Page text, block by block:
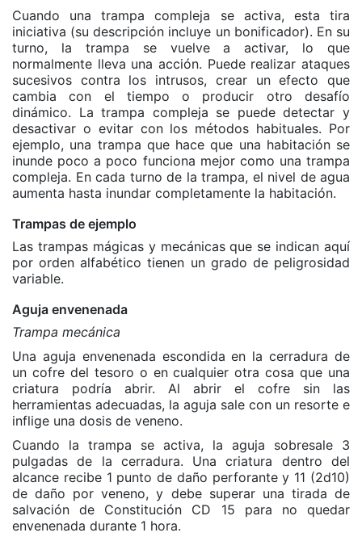
Cuando una trampa compleja se activa, esta tira
iniciativa (su descripción incluye un bonificador). En su
turno, la trampa se vuelve a activar, lo que
normalmente lleva una acción. Puede realizar ataques
sucesivos contra los intrusos, crear un efecto que
cambia con el tiempo o producir otro desafío
dinámico. La trampa compleja se puede detectar y
desactivar o evitar con los métodos habituales. Por
ejemplo, una trampa que hace que una habitación se
inunde poco a poco funciona mejor como una trampa
compleja. En cada turno de la trampa, el nivel de agua
aumenta hasta inundar completamente la habitación.
Trampas de ejemplo
Las trampas mágicas y mecánicas que se indican aquí
por orden alfabético tienen un grado de peligrosidad
variable.
Aguja envenenada
Trampa mecánica
Una aguja envenenada escondida en la cerradura de
un cofre del tesoro o en cualquier otra cosa que una
criatura podría abrir. Al abrir el cofre sin las
herramientas adecuadas, la aguja sale con un resorte e
inflige una dosis de veneno.
Cuando la trampa se activa, la aguja sobresale 3
pulgadas de la cerradura. Una criatura dentro del
alcance recibe 1 punto de daño perforante y 11 (2d10)
de daño por veneno, y debe superar una tirada de
salvación de Constitución CD 15 para no quedar
envenenada durante 1 hora.